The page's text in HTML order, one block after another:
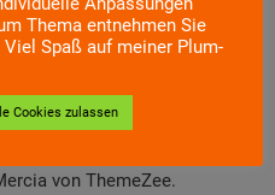
von ThemeZee.
Thema entnehmen Sie
Spaß auf meiner Plum-
Cookies zulassen